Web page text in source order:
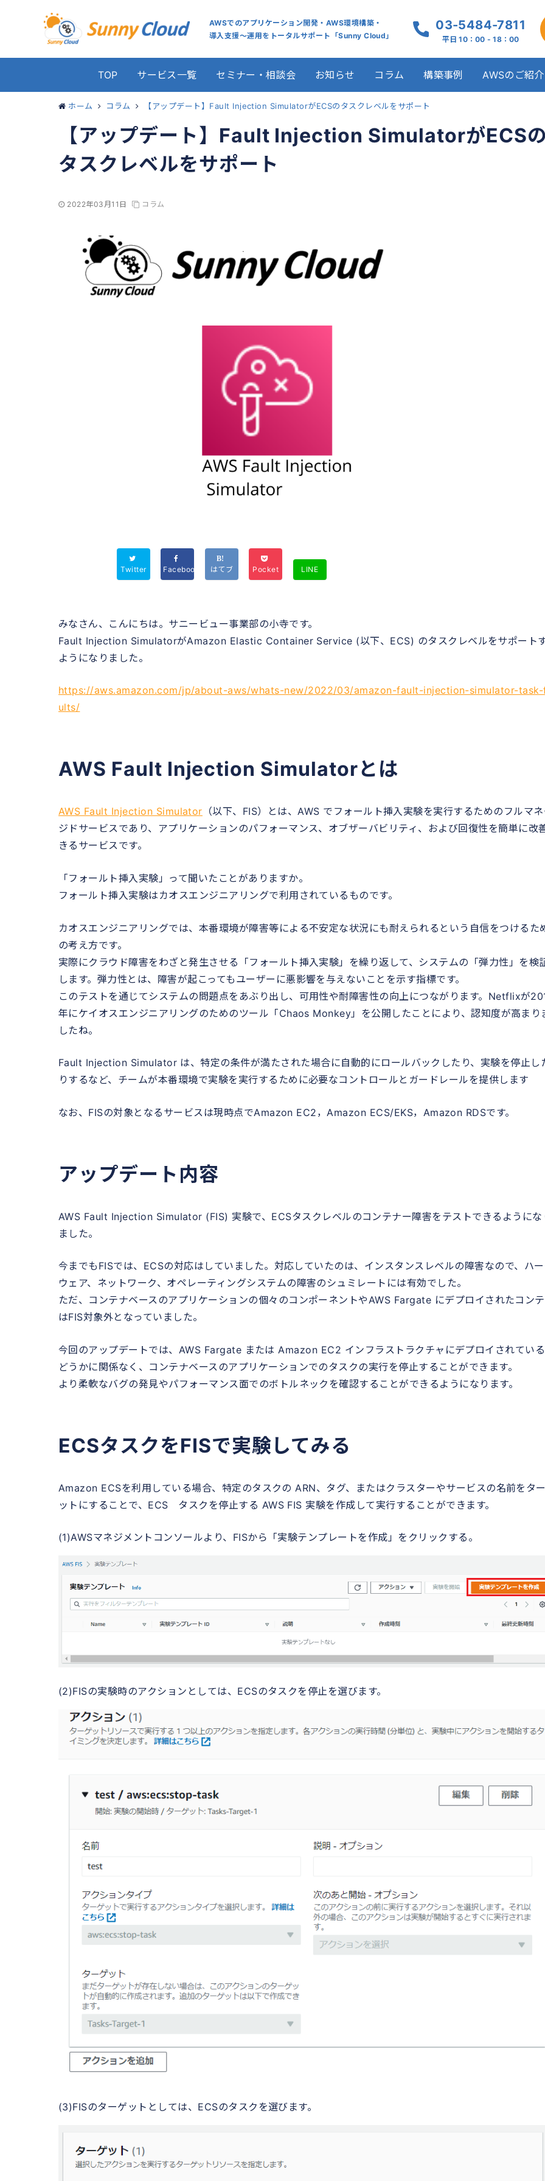
AWSでのアプリケーション開発・AWS環境構築・
導入支援～運用をトータルサポート「Sunny Cloud」
03-5484-7811
平日 10：00 - 18：00
TOP サービス一覧 セミナー・相談会 お知らせ コラム 構築事例 AWSのご紹介
ホーム コラム 【アップデート】Fault Injection SimulatorがECSのタスクレベルをサポート
【アップデート】Fault Injection SimulatorがECS
タスクレベルをサポート
2022年03月11日 コラム
Twitter Facebook はてブ Pocket LINE
みなさん、こんにちは。サニービュー事業部の小寺です。
Fault Injection SimulatorがAmazon Elastic Container Service (以下、ECS) のタスクレベルをサポート
ようになりました。
https://aws.amazon.com/jp/about-aws/whats-new/2022/03/amazon-fault-injection-simulator-
ults/
AWS Fault Injection Simulatorとは
AWS Fault Injection Simulator （以下、FIS）とは、AWS でフォールト挿入実験を実行するためのフルマ
ジドサービスであり、アプリケーションのパフォーマンス、オブザーバビリティ、および回復性を簡単に改
きるサービスです。
「フォールト挿入実験」って聞いたことがありますか。
フォールト挿入実験はカオスエンジニアリングで利用されているものです。
カオスエンジニアリングでは、本番環境が障害等による不安定な状況にも耐えられるという自信をつけるた
の考え方です。
実際にクラウド障害をわざと発生させる「フォールト挿入実験」を繰り返して、システムの「弾力性」を検
します。弾力性とは、障害が起こってもユーザーに悪影響を与えないことを示す指標です。
このテストを通じてシステムの問題点をあぶり出し、可用性や耐障害性の向上につながります。Netflixが
年にケイオスエンジニアリングのためのツール「Chaos Monkey」を公開したことにより、認知度が高まり
したね。
Fault Injection Simulator は、特定の条件が満たされた場合に自動的にロールバックしたり、実験を停止し
りするなど、チームが本番環境で実験を実行するために必要なコントロールとガードレールを提供します
なお、FISの対象となるサービスは現時点でAmazon EC2，Amazon ECS/EKS，Amazon RDSです。
アップデート内容
AWS Fault Injection Simulator (FIS) 実験で、ECSタスクレベルのコンテナー障害をテストできるようにな
ました。
今までもFISでは、ECSの対応はしていました。対応していたのは、インスタンスレベルの障害なので、ハ
ウェア、ネットワーク、オペレーティングシステムの障害のシュミレートには有効でした。
ただ、コンテナベースのアプリケーションの個々のコンポーネントやAWS Fargate にデプロイされたコン
はFIS対象外となっていました。
今回のアップデートでは、AWS Fargate または Amazon EC2 インフラストラクチャにデプロイされてい
どうかに関係なく、コンテナベースのアプリケーションでのタスクの実行を停止することができます。
より柔軟なバグの発見やパフォーマンス面でのボトルネックを確認することができるようになります。
ECSタスクをFISで実験してみる
Amazon ECSを利用している場合、特定のタスクの ARN、タグ、またはクラスターやサービスの名前をタ
ットにすることで、ECS タスクを停止する AWS FIS 実験を作成して実行することができます。
(1)AWSマネジメントコンソールより、FISから「実験テンプレートを作成」をクリックする。
(2)FISの実験時のアクションとしては、ECSのタスクを停止を選びます。
(3)FISのターゲットとしては、ECSのタスクを選びます。